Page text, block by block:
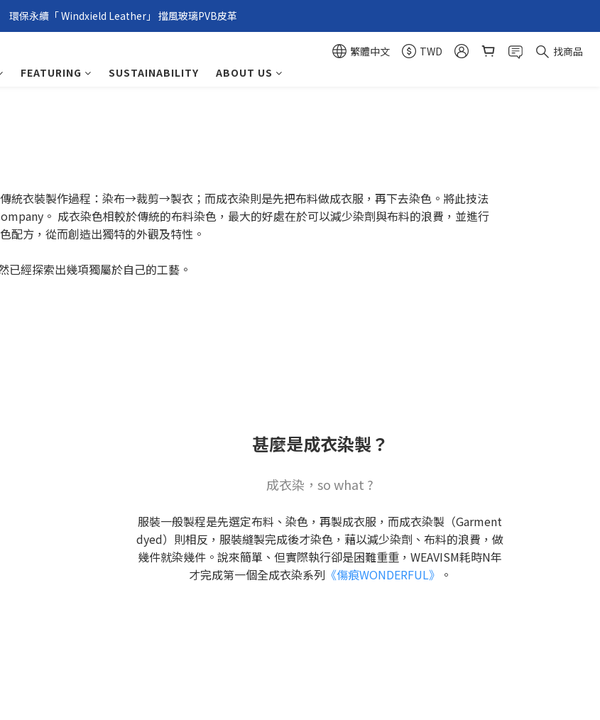
環保永續「 Windxield Leather」 擋風玻璃PVB皮革
環保永續「 Windxield Leather」 擋風玻璃PVB皮革
環保永續「 Windxield Leather」 擋風玻璃PVB皮革
繁體中文 TWD
找商品
FEATURING SUSTAINABILITY ABOUT US
統衣裝製作過程：染布→裁剪→製衣；而成衣染則是先把布料做成衣服，再下去染色。將此技法
。 成衣染色相較於傳統的布料染色，最大的好處在於可以減少染劑與布料的浪費，並進行
配方，從而創造出獨特的外觀及特性。
已經探索出幾項獨屬於自己的工藝。
甚麼是成衣染製？
成衣染，so what ?
服裝一般製程是先選定布料、染色，再製成衣服，而成衣染製（Garment
dyed）則相反，服裝縫製完成後才染色，藉以減少染劑、布料的浪費，做
幾件就染幾件。說來簡單、但實際執行卻是困難重重，WEAVISM耗時N年
才完成第一個全成衣染系列 《傷痕WONDERFUL》 。